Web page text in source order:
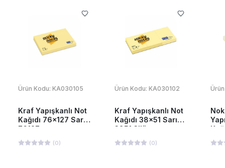
Ürün Kodu: KA030105
Kraf Yapışkanlı Not
Kağıdı 76x127 Sarı
76127
(0)
Ürün Kodu: KA030102
Kraf Yapışkanlı Not
Kağıdı 38x51 Sarı
3851 3'lü
(0)